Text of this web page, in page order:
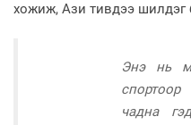
хожиж, Ази тивдээ шилдэг
Энэ нь
чадна